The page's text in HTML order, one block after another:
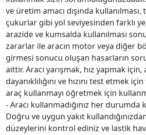
ve üretim amacı dışında
çukurlar gibi yol seviyesinden farklı
arazide ve kumsalda kullanılması
zararlar ile aracın motor veya diğer
girmesi sonucu oluşan hasarların
aittir. Aracı yarışmak, hız yapmak için,
dayanıklılığını ve hızını test etmek
araç kullanmayı öğretmek için
- Aracı kullanmadığınız her
Doğru ve uygun yakıt
düzeylerini kontrol ediniz ve lastik